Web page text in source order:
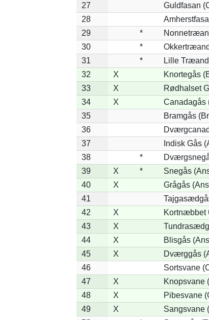
27
Guldfasan
28
29
*
30
*
31
*
Lille
32
X
Knortegås
33
X
Rødhalset
34
X
Canadagås
35
Bramgås
36
37
Indisk Gås
38
*
39
X *
Snegås
40
X
Grågås
41
42
X
Kortnæbbet
43
X
44
X
Blisgås
45
X
Dværggås
46
Sortsvane
47
X
Knopsvane
48
X
Pibesvane
49
X
Sangsvane